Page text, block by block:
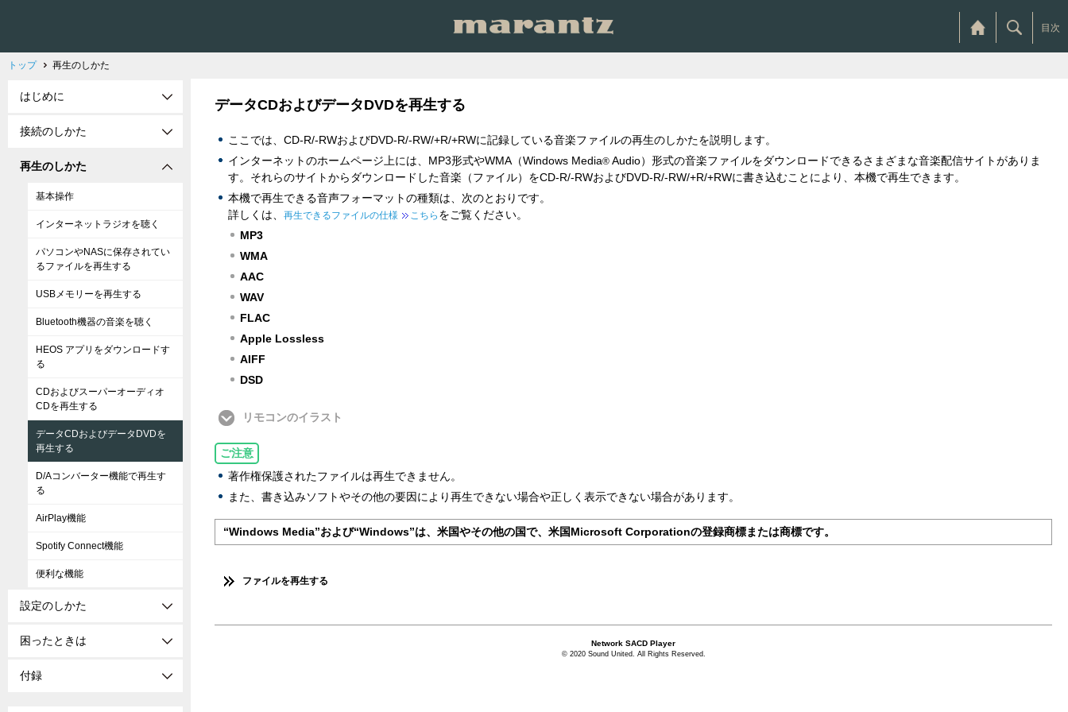
目次
トップ 再生のしかた
はじめに
接続のしかた
再生のしかた
基本操作
インターネットラジオを聴く
パソコンやNASに保存されてい
るファイルを再生する
USBメモリーを再生する
Bluetooth機器の音楽を聴く
HEOS アプリをダウンロードす
る
CDおよびスーパーオーディオ
CDを再生する
データCDおよびデータDVDを
再生する
D/Aコンバーター機能で再生す
る
AirPlay機能
Spotify Connect機能
便利な機能
設定のしかた
困ったときは
付録
データCDおよびデータDVDを再生する
ここでは、CD-R/-RWおよびDVD-R/-RW/+R/+RWに記録している音楽ファイルの再生のしかたを説明します。
インターネットのホームページ上には、MP3形式やWMA（Windows Media® Audio）形式の音楽ファイルをダウンロードできるさまざまな音楽配信サイトがありま
す。それらのサイトからダウンロードした音楽（ファイル）をCD-R/-RWおよびDVD-R/-RW/+R/+RWに書き込むことにより、本機で再生できます。
本機で再生できる音声フォーマットの種類は、次のとおりです。
詳しくは、 再生できるファイルの仕様 こちら をご覧ください。
MP3
WMA
AAC
WAV
FLAC
Apple Lossless
AIFF
DSD
リモコンのイラスト
ご注意
著作権保護されたファイルは再生できません。
また、書き込みソフトやその他の要因により再生できない場合や正しく表示できない場合があります。
“Windows Media”および“Windows”は、米国やその他の国で、米国Microsoft Corporationの登録商標または商標です。
ファイルを再生する
Network SACD Player
© 2020 Sound United. All Rights Reserved.